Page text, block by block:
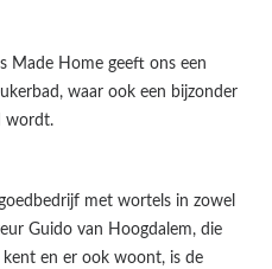
Made Home geeft ons een
waar ook een bijzonder
wordt.
met wortels in zowel
Guido van Hoogdalem, die
en er ook woont, is de